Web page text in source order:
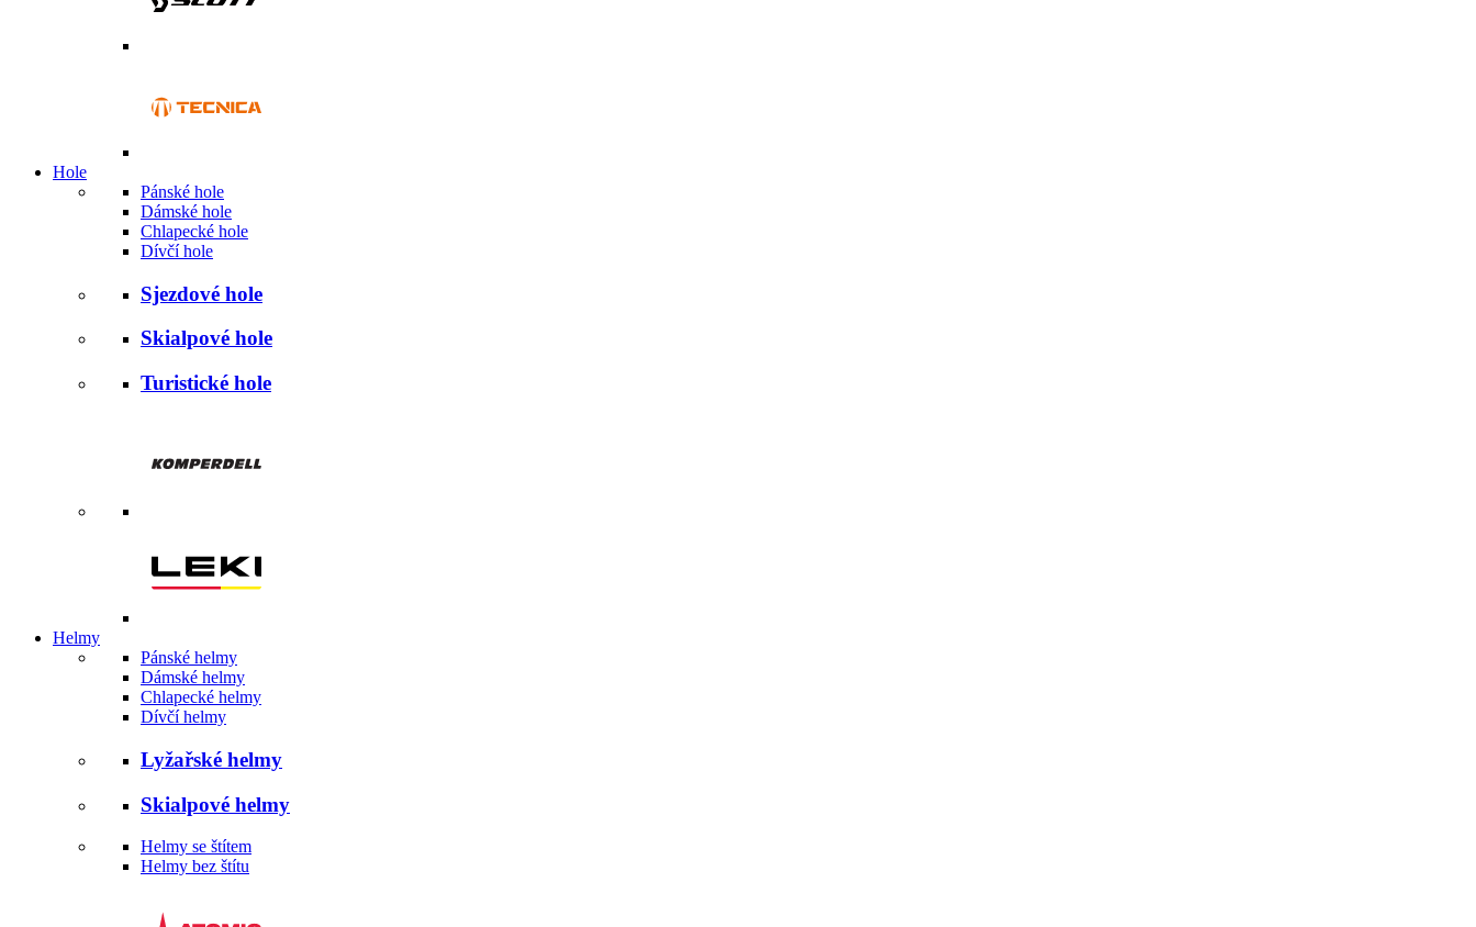
Hole
Pánské hole
Dámské hole
Chlapecké hole
Dívčí hole
Sjezdové hole
Skialpové hole
Turistické hole
Helmy
Pánské helmy
Dámské helmy
Chlapecké helmy
Dívčí helmy
Lyžařské helmy
Skialpové helmy
Helmy se štítem
Helmy bez štítu